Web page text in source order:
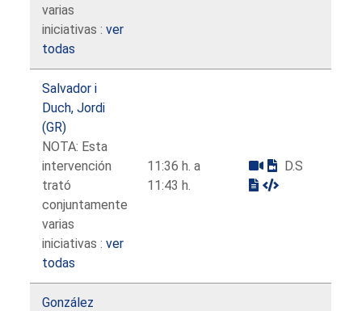
varias
iniciativas :ver
todas
Salvador i
Duch, Jordi
(GR)
NOTA: Esta
intervención
trató
conjuntamente
varias
iniciativas :ver
todas
11:36 h. a
11:43 h.
D.S
González